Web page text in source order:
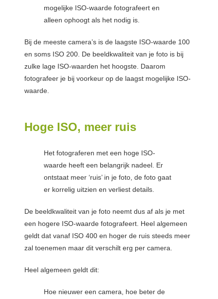
mogelijke ISO-waarde fotografeert en
alleen ophoogt als het nodig is.
Bij de meeste camera’s is de laagste ISO-waarde 100
en soms ISO 200. De beeldkwaliteit van je foto is bij
zulke lage ISO-waarden het hoogste. Daarom
fotografeer je bij voorkeur op de laagst mogelijke ISO-
waarde.
Hoge ISO, meer ruis
Het fotograferen met een hoge ISO-
waarde heeft een belangrijk nadeel. Er
ontstaat meer ‘ruis’ in je foto, de foto gaat
er korrelig uitzien en verliest details.
De beeldkwaliteit van je foto neemt dus af als je met
een hogere ISO-waarde fotografeert. Heel algemeen
geldt dat vanaf ISO 400 en hoger de ruis steeds meer
zal toenemen maar dit verschilt erg per camera.
Heel algemeen geldt dit:
Hoe nieuwer een camera, hoe beter de